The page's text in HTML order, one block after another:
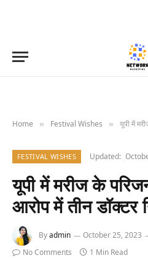
Home » Festival Wishes » यूपी में मरीज
FESTIVAL WISHES Updated:
यूपी में मरीज के
आरोप में तीन डॉक्टर
Byadmin October 25, 2023
No Comments
1 Min Read